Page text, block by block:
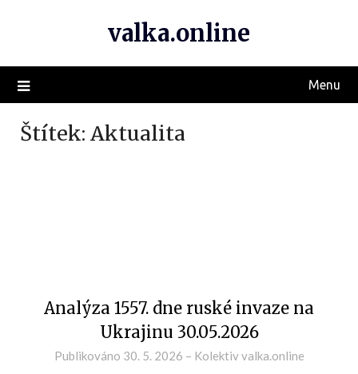
valka.online
Menu
Štítek: Aktualita
Analýza 1557. dne ruské invaze na
Ukrajinu 30.05.2026
Publikováno 30. 5. 2026 – Kolektiv valka.online